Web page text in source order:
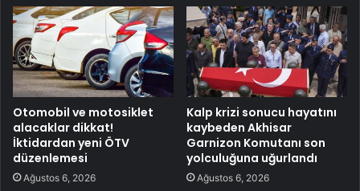
Otomobil ve motosiklet
alacaklar dikkat!
İktidardan yeni ÖTV
düzenlemesi
Ağustos 6, 2026
Kalp krizi sonucu hayatını
kaybeden Akhisar
Garnizon Komutanı son
yolculuğuna uğurlandı
Ağustos 6, 2026